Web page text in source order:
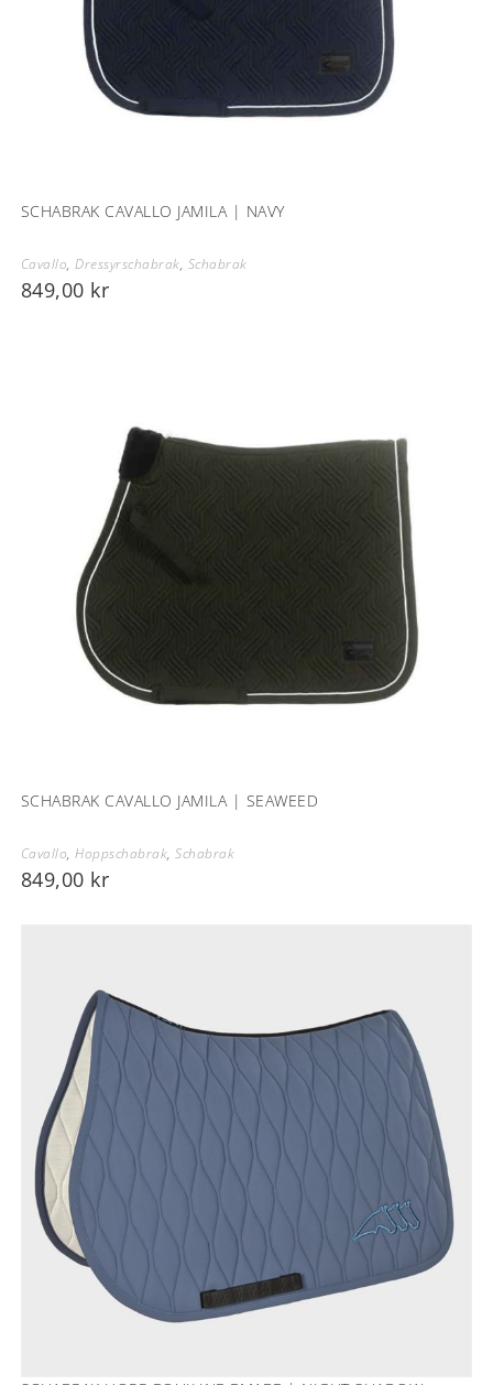
SCHABRAK CAVALLO JAMILA | NAVY
Cavallo,Dressyrschabrak, Schabrak
849,00 kr
SCHABRAK CAVALLO JAMILA | SEAWEED
Cavallo,Hoppschabrak,Schabrak
849,00 kr